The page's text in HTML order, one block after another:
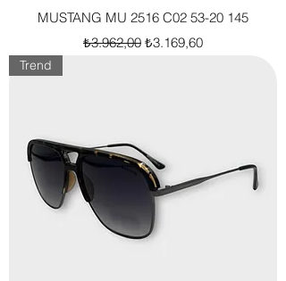
MUSTANG MU 2516 C02 53-20 145
Normal Fiyat
₺3.962,00 İndirimli Fiyat
₺3.169,60
Trend